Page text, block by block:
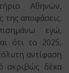
Αθηνών,
της αποφάσεις.
εγώ,
ότι το 2025,
αντίφαση
ακριβώς δέκα